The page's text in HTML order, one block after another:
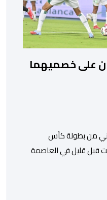
على خصميهما
من بطولة كأس
قبل قليل في العاصمة